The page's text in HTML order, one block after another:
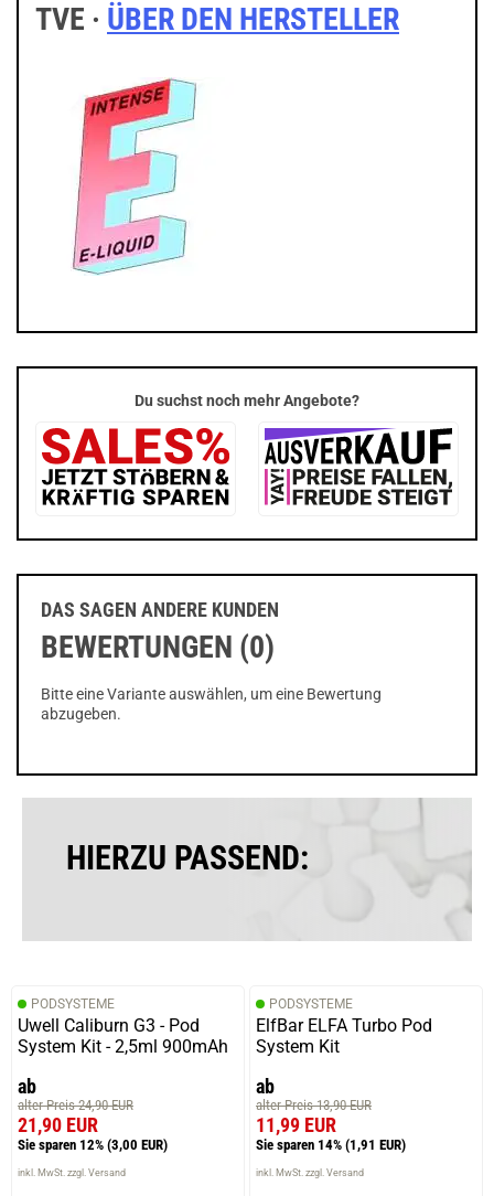
TVE · ÜBER DEN HERSTELLER
Du suchst noch mehr Angebote?
DAS SAGEN ANDERE KUNDEN
BEWERTUNGEN (0)
Bitte eine Variante auswählen, um eine Bewertung
abzugeben.
HIERZU PASSEND:
PODSYSTEME
Uwell Caliburn G3 - Pod
System Kit - 2,5ml 900mAh
ab
alter Preis 24,90 EUR
21,90 EUR
Sie sparen 12% (3,00 EUR)
inkl. MwSt. zzgl. Versand
PODSYSTEME
ElfBar ELFA Turbo Pod
System Kit
ab
alter Preis 13,90 EUR
11,99 EUR
Sie sparen 14% (1,91 EUR)
inkl. MwSt. zzgl. Versand